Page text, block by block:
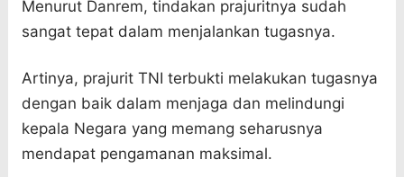
Menurut Danrem, tindakan prajuritnya sudah
sangat tepat dalam menjalankan tugasnya.
Artinya, prajurit TNI terbukti melakukan tugasnya
dengan baik dalam menjaga dan melindungi
kepala Negara yang memang seharusnya
mendapat pengamanan maksimal.